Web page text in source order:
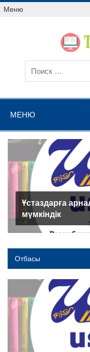
Меню
МЕНЮ
алуға болады?
мұғалімдерге
Отбасы